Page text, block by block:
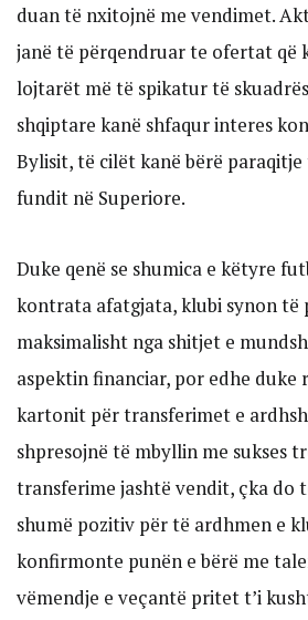
duan të nxitojnë me vendimet.
janë të përqendruar te ofertat që
lojtarët më të spikatur të
shqiptare kanë shfaqur interes
Bylisit, të cilët kanë bërë paraqitje
fundit në Superiore.
Duke qenë se shumica e këtyre
kontrata afatgjata, klubi synon të
maksimalisht nga shitjet e
aspektin financiar, por edhe
kartonit për transferimet e
shpresojnë të mbyllin me sukses
transferime jashtë vendit, çka do
shumë pozitiv për të ardhmen e
konfirmonte punën e bërë me
vëmendje e veçantë pritet t’i